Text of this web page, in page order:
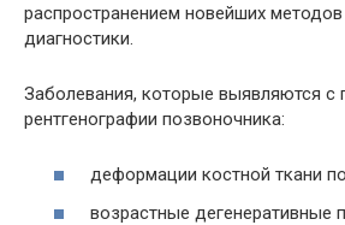
распространением новейших методов
диагностики.
Заболевания, которые выявляются
рентгенографии позвоночника:
деформации костной ткани
возрастные дегенеративные